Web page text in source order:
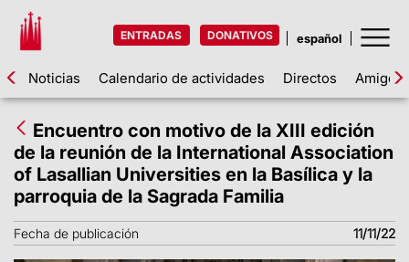
ENTRADAS DONATIVOS
Noticias Calendario de actividades Directos Amigos
Encuentro con motivo de la XIII edición
de la reunión de la International Association
of Lasallian Universities en la Basílica y la
parroquia de la Sagrada Familia
Fecha de publicación 11/11/22